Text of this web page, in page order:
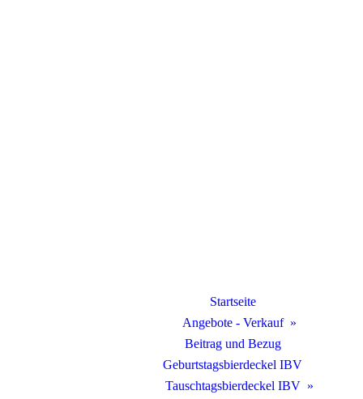
Startseite
Angebote - Verkauf
Beitrag und Bezug
Geburtstagsbierdeckel IBV
Tauschtagsbierdeckel IBV